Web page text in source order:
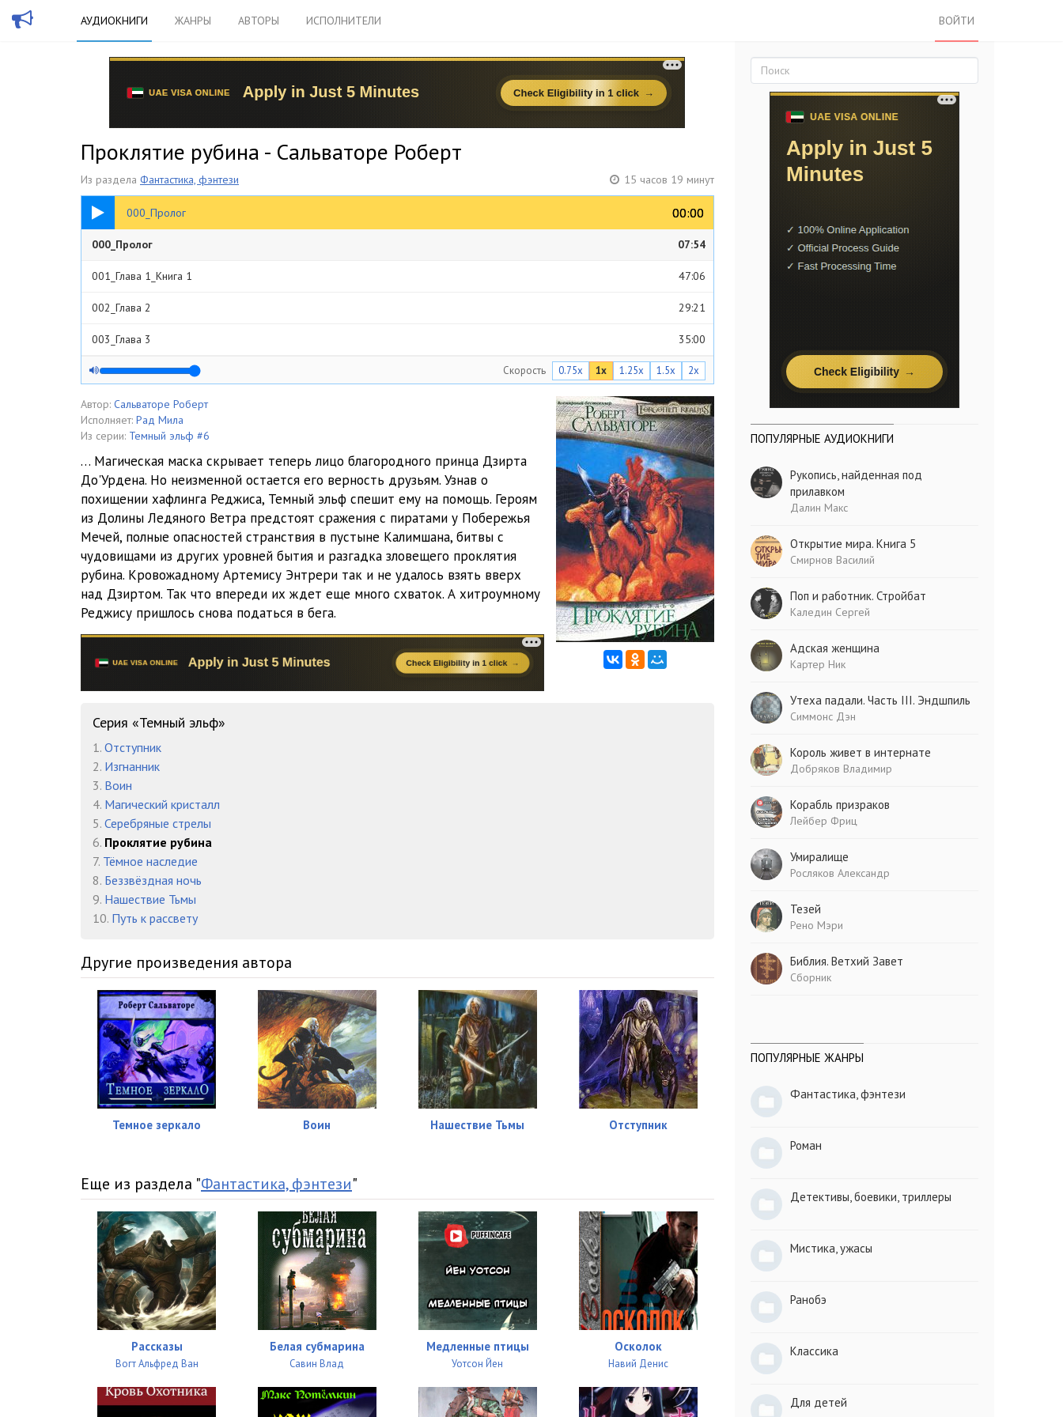
АУДИОКНИГИ ЖАНРЫ АВТОРЫ ИСПОЛНИТЕЛИ ВОЙТИ
Проклятие рубина - Сальваторе Роберт
Из раздела Фантастика, фэнтези 15 часов 19 минут
000_Пролог 00:00
00:00
07:54
000_Пролог 07:54
001_Глава 1_Книга 1 47:06
002_Глава 2 29:21
003_Глава 3 35:00
004_Глава 4 49:33
005_Глава 5 40:15
006_Глава 6 35:23
007_Эпилог 10:21
008_Глава 7_Книга 2 28:01
009_Глава 8 29:24
010_Глава 9 20:06
011_Глава 10 36:32
012_Глава 11 46:42
013_Глава12
015_Глава 14
016_Глава 15
017_Эпилог
018_Глава 16_Книга 3
019_Глава 17
020_Глава 18
021_Глава 19
023_Глава 21
024_Глава 22 41:54
025_Глава 23 23:07
026_Глава 24 27:56
027_Глава 25 26:30
028_Эпилог
Скорость 0.75x 1x 1.25x 1.5x 2x
Автор: Сальваторе Роберт
Исполняет: Рад Мила
Из серии: Темный эльф #6
… Магическая маска скрывает теперь лицо благородного принца Дзирта
До'Урдена. Но неизменной остается его верность друзьям. Узнав о
похищении хафлинга Реджиса, Темный эльф спешит ему на помощь. Героям
из Долины Ледяного Ветра предстоят сражения с пиратами у Побережья
Мечей, полные опасностей странствия в пустыне Калимшана, битвы с
чудовищами из других уровней бытия и разгадка зловещего проклятия
рубина. Кровожадному Артемису Энтрери так и не удалось взять вверх
над Дзиртом. Так что впереди их ждет еще много схваток. А хитроумному
Реджису пришлось снова податься в бега.
Серия «Темный эльф»
1. Отступник
2. Изгнанник
3. Воин
4. Магический кристалл
5. Серебряные стрелы
6. Проклятие рубина
7. Тёмное наследие
8. Беззвёздная ночь
9. Нашествие Тьмы
10. Путь к рассвету
Другие произведения автора
Темное зеркало Воин Нашествие Тьмы Отступник
Еще из раздела "Фантастика, фэнтези"
Рассказы
Вогт Альфред Ван
Белая субмарина
Савин Влад
Медленные птицы
Уотсон Йен
Осколок
Навий Денис
ПОПУЛЯРНЫЕ АУДИОКНИГИ
Рукопись, найденная под
прилавком
Далин Макс
Открытие мира. Книга 5
Смирнов Василий
Поп и работник. Стройбат
Каледин Сергей
Адская женщина
Картер Ник
Утеха падали. Часть III. Эндшпиль
Симмонс Дэн
Король живет в интернате
Добряков Владимир
Корабль призраков
Лейбер Фриц
Умиралище
Росляков Александр
Тезей
Рено Мэри
Библия. Ветхий Завет
Сборник
ПОПУЛЯРНЫЕ ЖАНРЫ
Фантастика, фэнтези
Роман
Детективы, боевики, триллеры
Мистика, ужасы
Ранобэ
Классика
Для детей